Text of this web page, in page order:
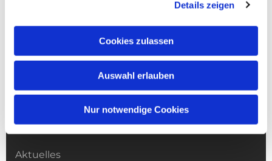
Details zeigen
Cookies zulassen
Auswahl erlauben
Nur notwendige Cookies
Kirchengemeinde­­ St. Franziskus
Aktuelles